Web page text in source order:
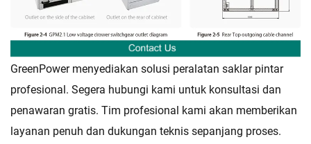
GreenPower menyediakan solusi peralatan saklar pintar
profesional. Segera hubungi kami untuk konsultasi dan
penawaran gratis. Tim profesional kami akan memberikan
layanan penuh dan dukungan teknis sepanjang proses.